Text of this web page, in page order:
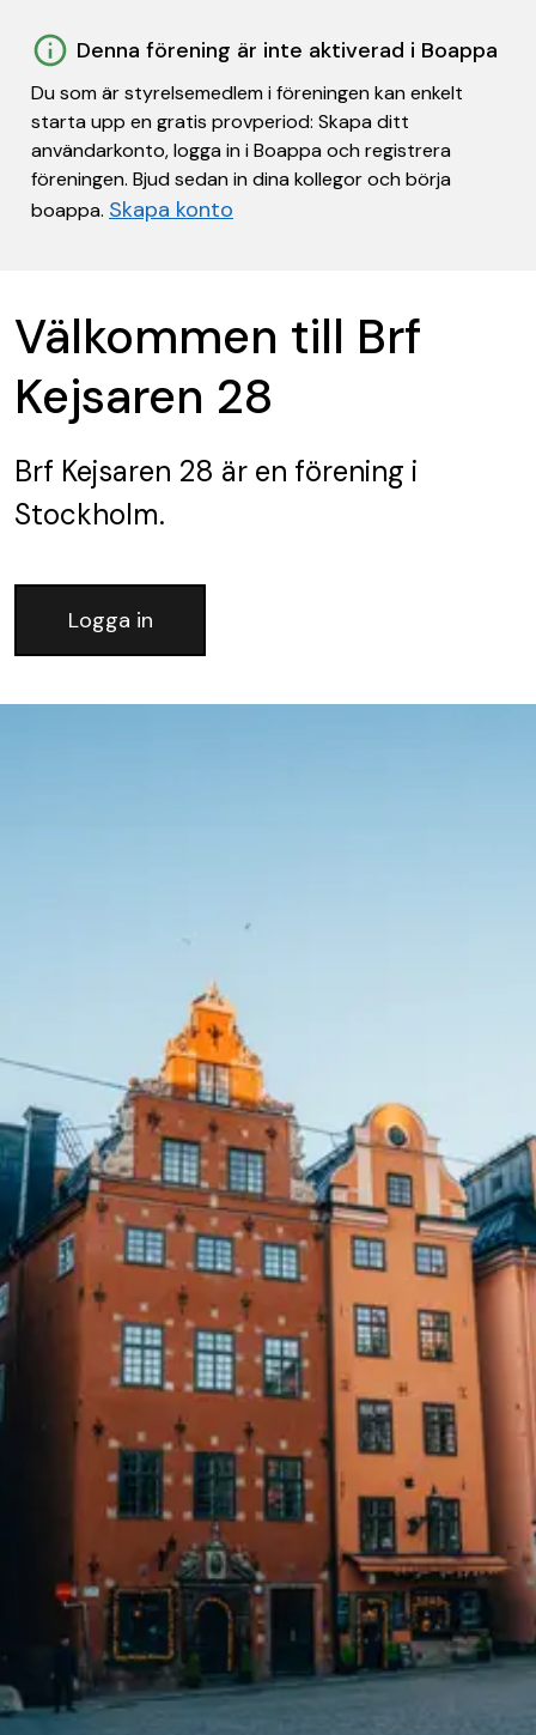
Denna förening är inte aktiverad i Boappa
Du som är styrelsemedlem i föreningen kan enkelt
starta upp en gratis provperiod: Skapa ditt
användarkonto, logga in i Boappa och registrera
föreningen. Bjud sedan in dina kollegor och börja
boappa. Skapa konto
Välkommen till Brf
Kejsaren 28
Brf Kejsaren 28 är en förening i
Stockholm.
Logga in